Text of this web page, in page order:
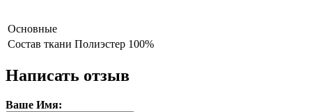
Основные
Состав ткани Полиэстер 100%
Написать отзыв
Ваше Имя: